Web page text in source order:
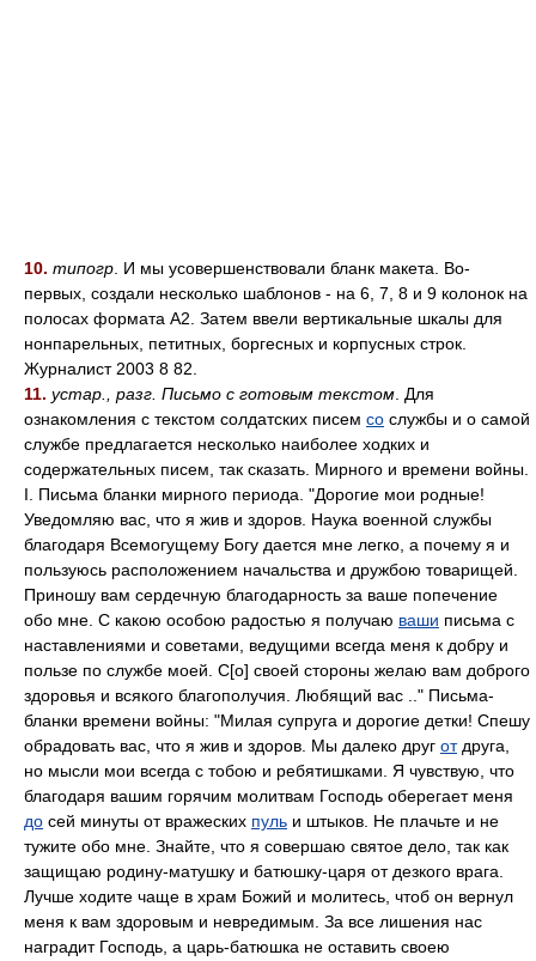
10. типогр . И мы усовершенствовали бланк макета. Во-
первых, создали несколько шаблонов - на 6, 7, 8 и 9 колонок на
полосах формата А2. Затем ввели вертикальные шкалы для
нонпарельных, петитных, боргесных и корпусных строк.
Журналист 2003 8 82.
11. устар., разг. Письмо с готовым текстом . Для
ознакомления с текстом солдатских писем со службы и о самой
службе предлагается несколько наиболее ходких и
содержательных писем, так сказать. Мирного и времени войны.
I. Письма бланки мирного периода. "Дорогие мои родные!
Уведомляю вас, что я жив и здоров. Наука военной службы
благодаря Всемогущему Богу дается мне легко, а почему я и
пользуюсь расположением начальства и дружбою товарищей.
Приношу вам сердечную благодарность за ваше попечение
обо мне. С какою особою радостью я получаю ваши письма с
наставлениями и советами, ведущими всегда меня к добру и
пользе по службе моей. С[о] своей стороны желаю вам доброго
здоровья и всякого благополучия. Любящий вас .." Письма-
бланки времени войны: "Милая супруга и дорогие детки! Спешу
обрадовать вас, что я жив и здоров. Мы далеко друг отдруга,
но мысли мои всегда с тобою и ребятишками. Я чувствую, что
благодаря вашим горячим молитвам Господь оберегает меня
до сей минуты от вражеских пуль и штыков. Не плачьте и не
тужите обо мне. Знайте, что я совершаю святое дело, так как
защищаю родину-матушку и батюшку-царя от дезкого врага.
Лучше ходите чаще в храм Божий и молитесь, чтоб он вернул
меня к вам здоровым и невредимым. За все лишения нас
наградит Господь, а царь-батюшка не оставить своею